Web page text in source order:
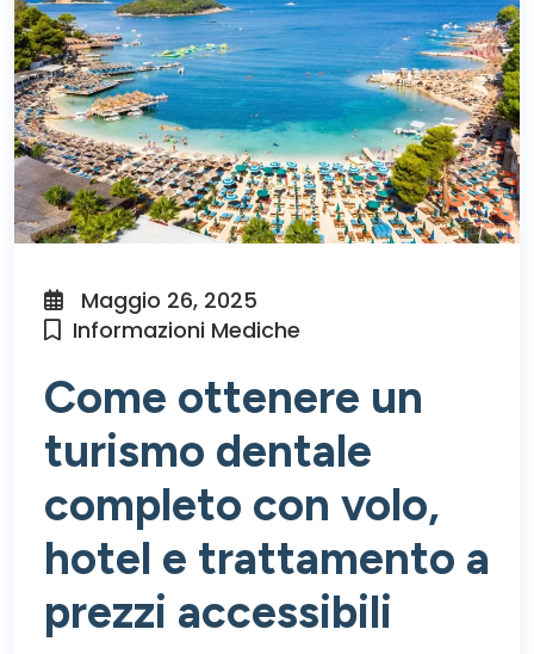
Maggio 26, 2025
Informazioni Mediche
Come ottenere un
turismo dentale
completo con volo,
hotel e trattamento a
prezzi accessibili